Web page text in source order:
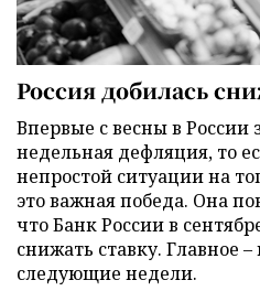
Россия добилась
Впервые с весны в России
недельная дефляция, то
непростой ситуации на
это важная победа. Она
что Банк России в
снижать ставку. Главное –
следующие недели.